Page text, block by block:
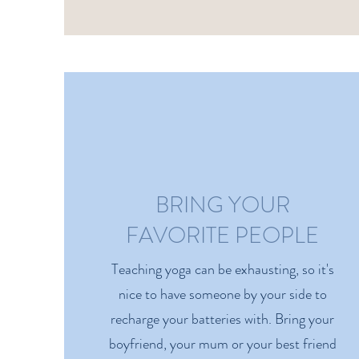
BRING YOUR
FAVORITE PEOPLE
Teaching yoga can be exhausting, so it's
nice to have someone by your side to
recharge your batteries with. Bring your
boyfriend, your mum or your best friend